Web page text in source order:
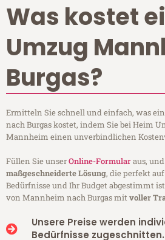
Was kostet
Umzug
Burgas?
Ermitteln Sie schnell und einfach, was
nach Burgas kostet, indem Sie bei Heim
Mannheim einen unverbindlichen
Füllen Sie unserOnline-Formularaus,
maßgeschneiderte Lösung, die perfekt
Bedürfnisse und Ihr Budget abgestimmt
von Mannheim nach Burgas mitvoller
Unsere Preise werden
Bedürfnisse zugeschnitten.